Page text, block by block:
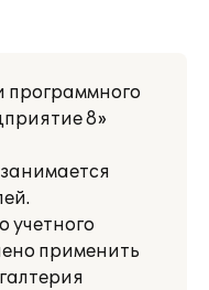
программного
8»
учетного
применить